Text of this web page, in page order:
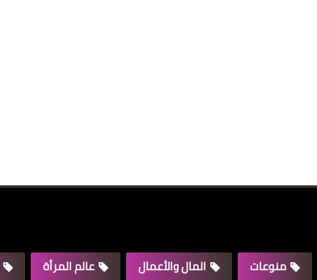
منوعات المال والأعمال عالم المرأة